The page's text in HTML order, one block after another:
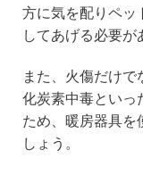
方に気を配りペッ
してあげる必要が
また、火傷だけ
化炭素中毒といっ
ため、暖房器具を
しょう。